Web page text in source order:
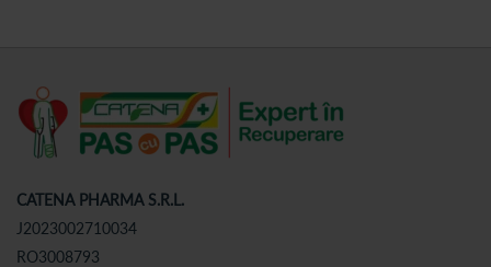
CATENA PHARMA S.R.L.
J2023002710034
RO3008793